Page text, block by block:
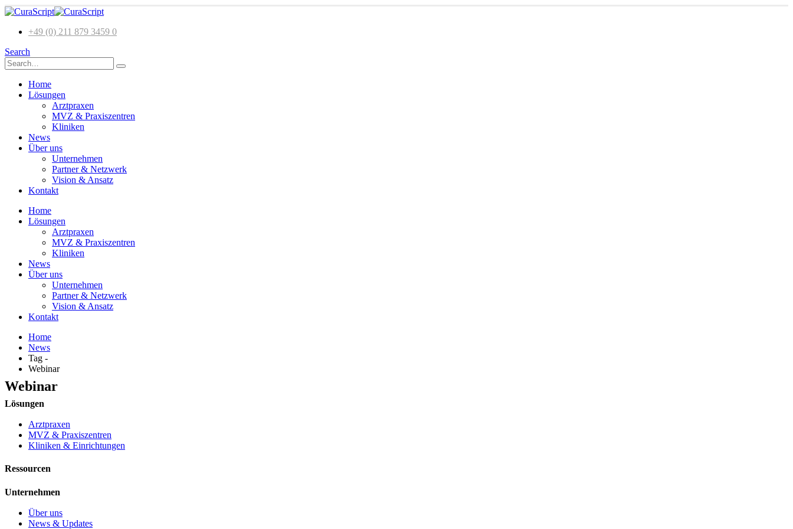
+49 (0) 211 879 3459 0
Search
Home
Lösungen
Arztpraxen
MVZ & Praxiszentren
Kliniken
News
Über uns
Unternehmen
Partner & Netzwerk
Vision & Ansatz
Kontakt
Home
Lösungen
Arztpraxen
MVZ & Praxiszentren
Kliniken
News
Über uns
Unternehmen
Partner & Netzwerk
Vision & Ansatz
Kontakt
Home
News
Tag -
Webinar
Webinar
Lösungen
Arztpraxen
MVZ & Praxiszentren
Kliniken & Einrichtungen
Ressourcen
Unternehmen
Über uns
News & Updates